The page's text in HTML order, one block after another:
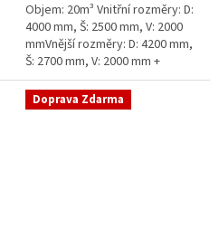
Objem: 20m³ Vnitřní rozměry: D:
4000 mm, Š: 2500 mm, V: 2000
mmVnější rozměry: D: 4200 mm,
Š: 2700 mm, V: 2000 mm +
komínek Běžná doba dodání 2-3
týdny od objednávky. Rozměry...
Doprava Zdarma